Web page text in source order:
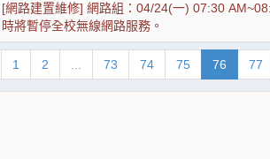
[網路建置維修] 網路組：04/24(一) 07:30
時將暫停全校無線網路服務。
1 2 73 74 75 76 77